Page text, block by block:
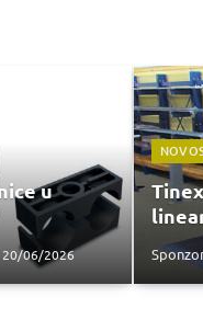
u
20/06/2026